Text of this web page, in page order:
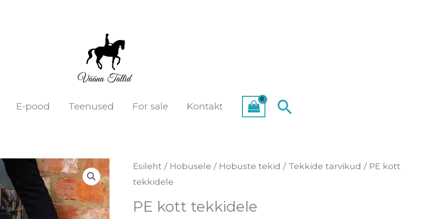
E-pood Teenused For sale Kontakt Search
Esileht / Hobusele / Hobuste tekid / Tekkide tarvikud / PE kott
tekkidele
PE kott tekkidele
PE
kott
tekkidele